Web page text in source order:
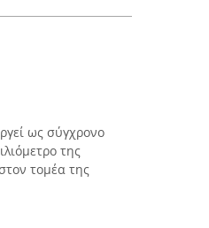
ως σύγχρονο
της
τομέα της